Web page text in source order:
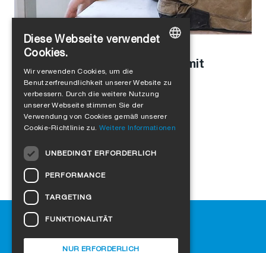
Stefanie Schaller
Modulbau mit Holz: Interview mit
Leopold Kasseckert
Hilfe
SIGA-Fachhändler finden
ENGLISH
FRENCH
DANISH
Diese Webseite verwendet
Cookies.
Wir verwenden Cookies, um die
Benutzerfreundlichkeit unserer Website zu
verbessern. Durch die weitere Nutzung
unserer Webseite stimmen Sie der
Verwendung von Cookies gemäß unserer
Cookie-Richtlinie zu. Weitere Informationen
UNBEDINGT ERFORDERLICH
PERFORMANCE
TARGETING
FUNKTIONALITÄT
NUR ERFORDERLICH